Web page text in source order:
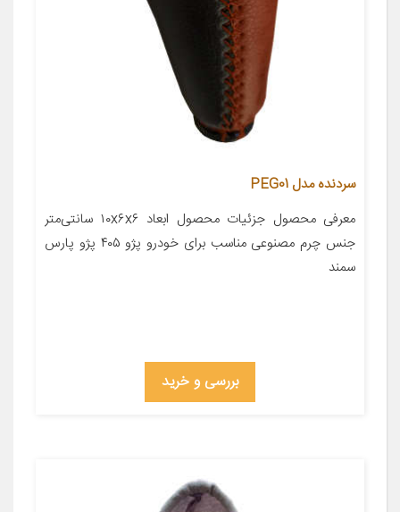
سردنده مدل PEG01
معرفی محصول جزئیات محصول ابعاد ۱۰x۶x۶ سانتی‌متر
جنس چرم مصنوعی مناسب برای خودرو پژو ۴۰۵ پژو پارس
سمند
بررسی و خرید